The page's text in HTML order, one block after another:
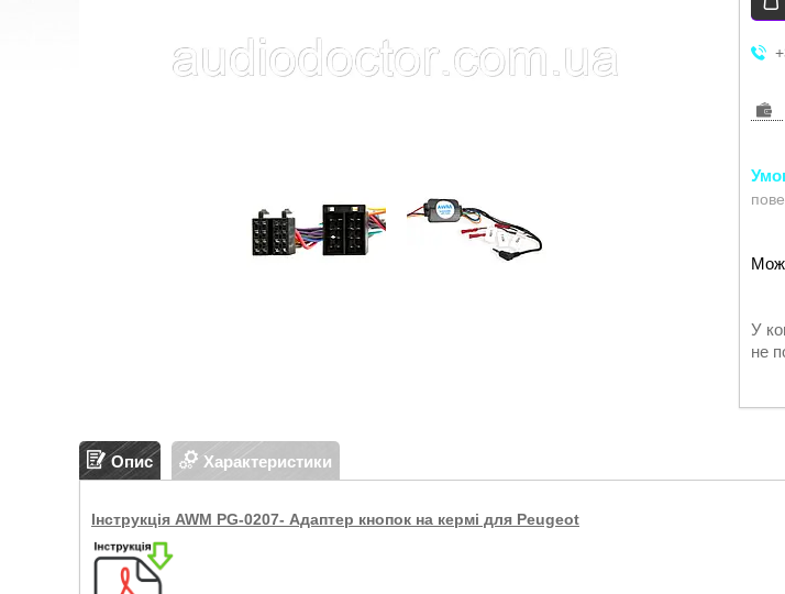
У
не
Опис Характеристики
Інструкція AWM PG-0207- Адаптер кнопок на кермі для Peugeot